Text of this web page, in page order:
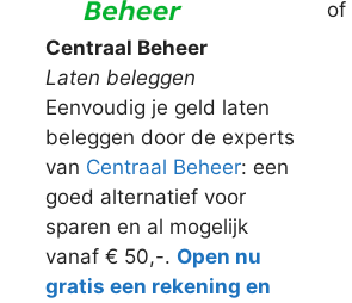
Centraal Beheer
Laten beleggen
Eenvoudig je geld laten
beleggen door de experts
van Centraal Beheer: een
goed alternatief voor
sparen en al mogelijk
vanaf € 50,-. Open nu
gratis een rekening en
of